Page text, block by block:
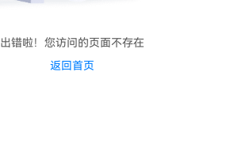
出错啦！您访问的页面不存在
返回首页